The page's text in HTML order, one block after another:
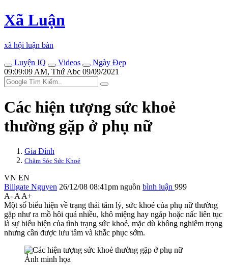
Xã Luận
xã hội luận bàn
Luyện IQ
Videos
Ngày Đẹp
09:09:09 AM, Thứ Abc 09/09/2021
Các hiện tượng sức khoẻ
thường gặp ở phụ nữ
Gia Đình
Chăm Sóc Sức Khoẻ
VN EN
Billgate Nguyen 26/12/08 08:41pm nguồn bình luận 999
A- A A+
Một số biểu hiện về trạng thái tâm lý, sức khoẻ của phụ nữ thường
gặp như ra mồ hôi quá nhiều, khô miệng hay ngáp hoặc nấc liên tục
là sự biểu hiện của tình trạng sức khoẻ, mặc dù không nghiêm trọng
nhưng cần được lưu tâm và khắc phục sớm.
Ảnh minh họa